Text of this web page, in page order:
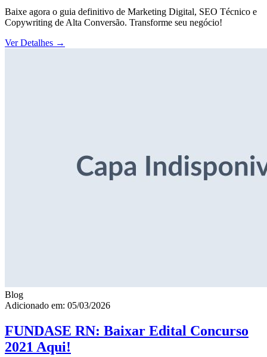
Baixe agora o guia definitivo de Marketing Digital, SEO Técnico e
Copywriting de Alta Conversão. Transforme seu negócio!
Ver Detalhes →
Blog
Adicionado em: 05/03/2026
FUNDASE RN: Baixar Edital Concurso
2021 Aqui!